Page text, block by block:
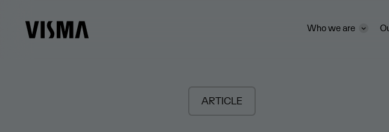
Who we are
ARTICLE